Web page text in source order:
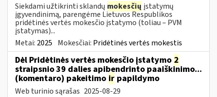
Siekdami užtikrinti sklandų mokesčių įstatymų
įgyvendinimą, parengėme Lietuvos Respublikos
pridėtinės vertės mokesčio įstatymo (toliau – PVM
įstatymas)...
Metai: 2025 Mokesčiai: Pridėtinės vertės mokestis
Dėl Pridėtinės vertės mokesčio įstatymo 2
straipsnio 39 dalies apibendrinto paaiškinimo...
(komentaro) pakeitimo ir papildymo
Web turinio sąrašas 2025-08-29